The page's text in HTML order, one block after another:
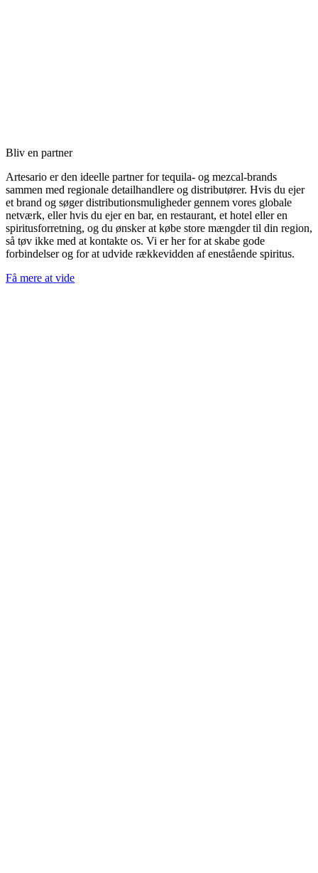
Bliv en partner
Artesario er den ideelle partner for tequila- og mezcal-brands
sammen med regionale detailhandlere og distributører. Hvis du ejer
et brand og søger distributionsmuligheder gennem vores globale
netværk, eller hvis du ejer en bar, en restaurant, et hotel eller en
spiritusforretning, og du ønsker at købe store mængder til din region,
så tøv ikke med at kontakte os. Vi er her for at skabe gode
forbindelser og for at udvide rækkevidden af enestående spiritus.
Få mere at vide